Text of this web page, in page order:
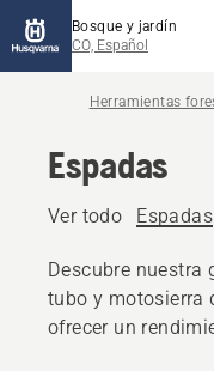
Bosque y jardín
CO, Español
Herramientas
Espadas
Ver todo Espadas
Descubre nuestra
tubo y motosierra
ofrecer un